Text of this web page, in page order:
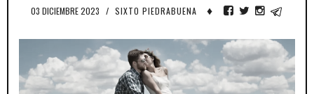
03 DICIEMBRE 2023 / SIXTO PIEDRABUENA ♦